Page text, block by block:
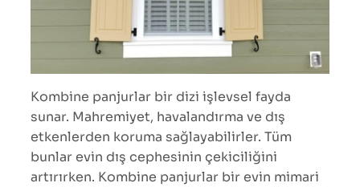
Kombine panjurlar bir dizi işlevsel fayda
sunar. Mahremiyet, havalandırma ve dış
etkenlerden koruma sağlayabilirler. Tüm
bunlar evin dış cephesinin çekiciliğini
artırırken. Kombine panjurlar bir evin mimari